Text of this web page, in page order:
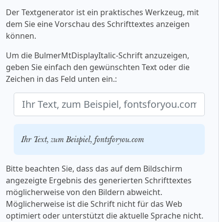
Der Textgenerator ist ein praktisches Werkzeug, mit
dem Sie eine Vorschau des Schrifttextes anzeigen
können.
Um die BulmerMtDisplayItalic-Schrift anzuzeigen,
geben Sie einfach den gewünschten Text oder die
Zeichen in das Feld unten ein.:
Ihr Text, zum Beispiel, fontsforyou.com
Bitte beachten Sie, dass das auf dem Bildschirm
angezeigte Ergebnis des generierten Schrifttextes
möglicherweise von den Bildern abweicht.
Möglicherweise ist die Schrift nicht für das Web
optimiert oder unterstützt die aktuelle Sprache nicht.